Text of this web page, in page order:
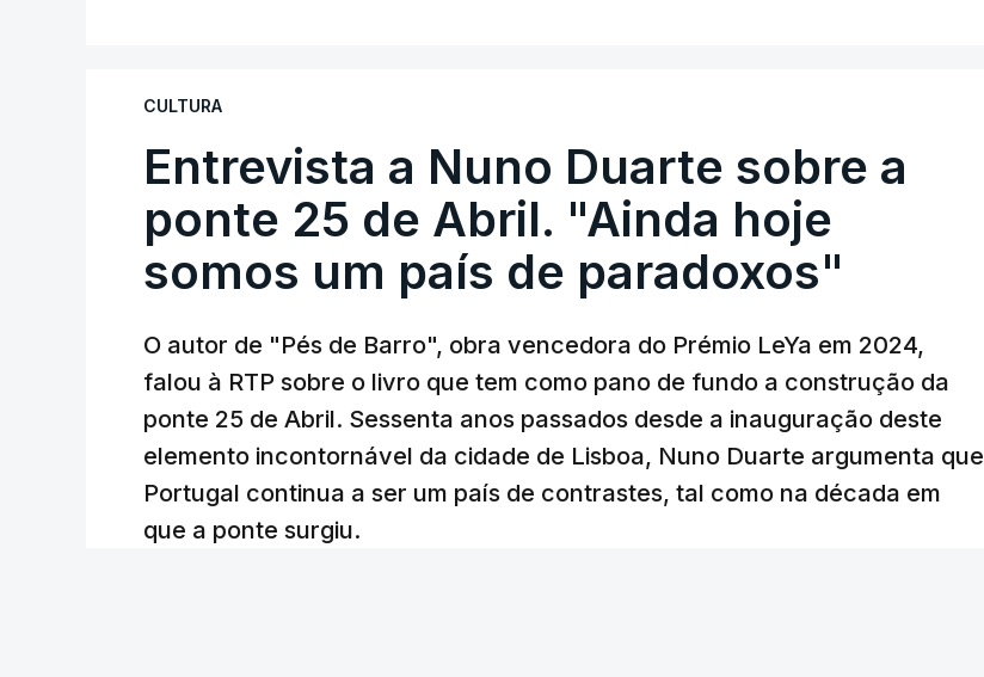
CULTURA
Entrevista a Nuno Duarte sobre a
ponte 25 de Abril. "Ainda hoje
somos um país de paradoxos"
O autor de "Pés de Barro", obra vencedora do Prémio LeYa em 2024,
falou à RTP sobre o livro que tem como pano de fundo a construção da
ponte 25 de Abril. Sessenta anos passados desde a inauguração deste
elemento incontornável da cidade de Lisboa, Nuno Duarte argumenta que
Portugal continua a ser um país de contrastes, tal como na década em
que a ponte surgiu.